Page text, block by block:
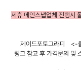
제휴 메인스냅업체 진행시
제이드포토그라피
<-클
링크 참고 후 가격문의 및